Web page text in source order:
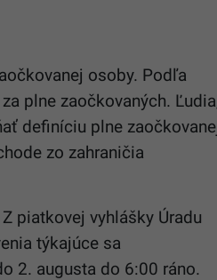
osoby. Podľa
plne zaočkovaných.
definíciu plne
zo zahraničia
piatkovej vyhlášky Úradu
týkajúce sa
2. augusta do 6:00 ráno.